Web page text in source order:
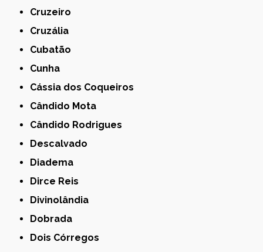
Cruzeiro
Cruzália
Cubatão
Cunha
Cássia dos Coqueiros
Cândido Mota
Cândido Rodrigues
Descalvado
Diadema
Dirce Reis
Divinolândia
Dobrada
Dois Córregos